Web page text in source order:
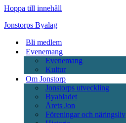
Hoppa till innehåll
Jonstorps Byalag
Bli medlem
Evenemang
Evenemang
Kultur
Om Jonstorp
Jonstorps utveckling
Byabladet
Årets Jon
Föreningar och näringsliv